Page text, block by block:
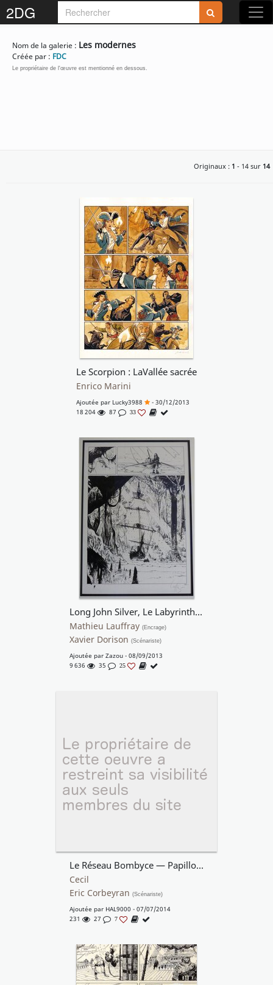
2DG
Nom de la galerie : Les modernes
Créée par : FDC
Le propriétaire de l'œuvre est mentionné en dessous.
Originaux : 1 - 14 sur 14
Le Scorpion : LaVallée sacrée
Enrico Marini
Ajoutée par Lucky3988
- 30/12/2013
18 204
87 33
Long John Silver, Le Labyrinthe d'émeraude (T.3), Planche 32
Mathieu Lauffray (Encrage)
Xavier Dorison (Scénariste)
Ajoutée par Zazou - 08/09/2013
9 636
35 25
Le Réseau Bombyce — Papillons de Nuit
Cecil
Eric Corbeyran (Scénariste)
Ajoutée par HAL9000 - 07/07/2014
231
27 7